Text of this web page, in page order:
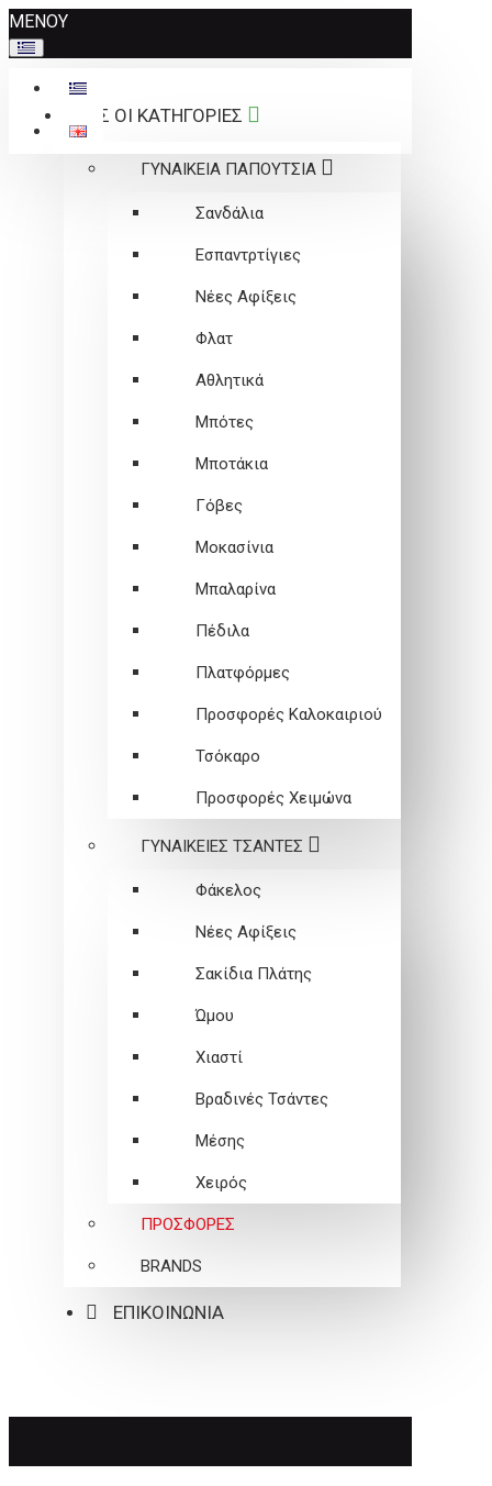
Σημείωση:
Αυτός
ο
ιστότοπος
περιλαμβάνει
ΜΕΝΟΥ
ΟΛΕΣ ΟΙ ΚΑΤΗΓΟΡΙΕΣ
ΓΥΝΑΙΚΕΙΑ ΠΑΠΟΥΤΣΙΑ
Σανδάλια
Εσπαντρτίγιες
Νέες Αφίξεις
Φλατ
Αθλητικά
Μπότες
Μποτάκια
Γόβες
Μοκασίνια
Μπαλαρίνα
Πέδιλα
Πλατφόρμες
Προσφορές Καλοκαιριού
Τσόκαρο
Προσφορές Χειμώνα
ΓΥΝΑΙΚΕΙEΣ ΤΣΑΝΤΕΣ
Φάκελος
Νέες Αφίξεις
Σακίδια Πλάτης
Ώμου
Χιαστί
Βραδινές Τσάντες
Μέσης
Χειρός
ΠΡΟΣΦΟΡΕΣ
BRANDS
ΕΠΙΚΟΙΝΩΝΙΑ